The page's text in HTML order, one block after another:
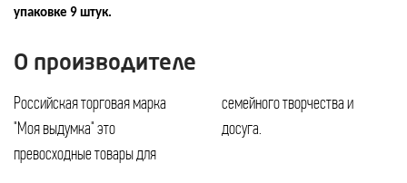
упаковке 9 штук.
О производителе
Российская торговая марка
"Моя выдумка" это
превосходные товары для
семейного творчества и
досуга.